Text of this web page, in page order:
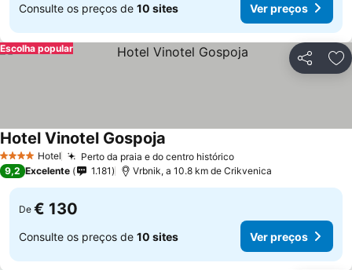
Consulte os preços de 10 sites Ver preços
Partilhar
Escolha popular
4 EstrelasHotel Perto da praia e do centro histórico
Hotel Vinotel Gospoja
9,2 Excelente 1.181 Vrbnik, a 10.8 km de Crikvenica
De € 130
Consulte os preços de 10 sites Ver preços